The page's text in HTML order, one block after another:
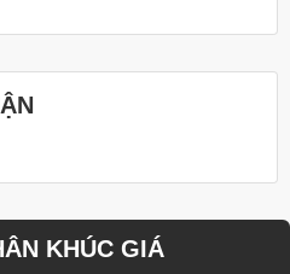
KHÚC GIÁ